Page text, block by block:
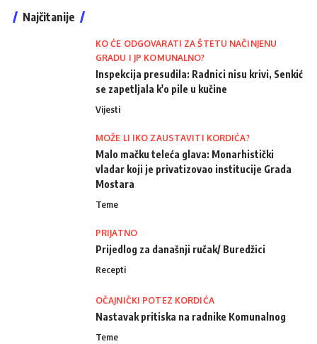
Najčitanije
KO ĆE ODGOVARATI ZA ŠTETU NAČINJENU
GRADU I JP KOMUNALNO?
Inspekcija presudila: Radnici nisu krivi, Senkić
se zapetljala k'o pile u kučine
Vijesti
MOŽE LI IKO ZAUSTAVITI KORDIĆA?
Malo mačku teleća glava: Monarhistički
vladar koji je privatizovao institucije Grada
Mostara
Teme
PRIJATNO
Prijedlog za današnji ručak/ Buredžici
Recepti
OČAJNIČKI POTEZ KORDIĆA
Nastavak pritiska na radnike Komunalnog
Teme